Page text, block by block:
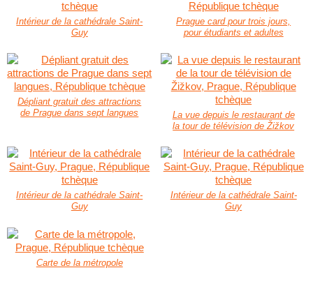
Intérieur de la cathédrale Saint-
Guy
Prague card pour trois jours,
pour étudiants et adultes
Dépliant gratuit des attractions
de Prague dans sept langues
La vue depuis le restaurant de
la tour de télévision de Žižkov
Intérieur de la cathédrale Saint-
Guy
Intérieur de la cathédrale Saint-
Guy
Carte de la métropole